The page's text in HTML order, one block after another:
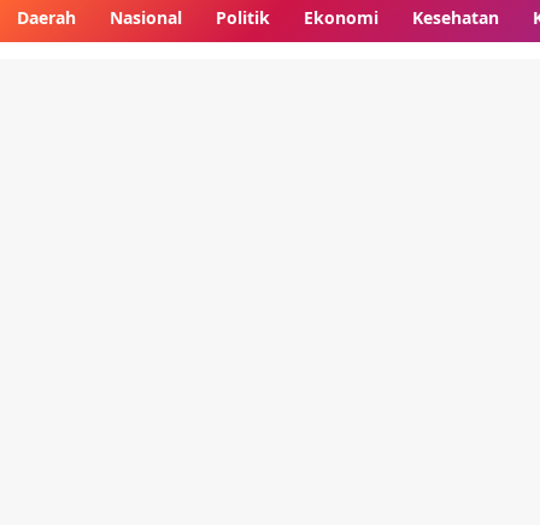
Daerah Nasional Politik Ekonomi Kesehatan